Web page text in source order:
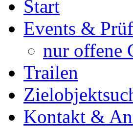
Start
Events &
nur offene
Trailen
Kontakt &